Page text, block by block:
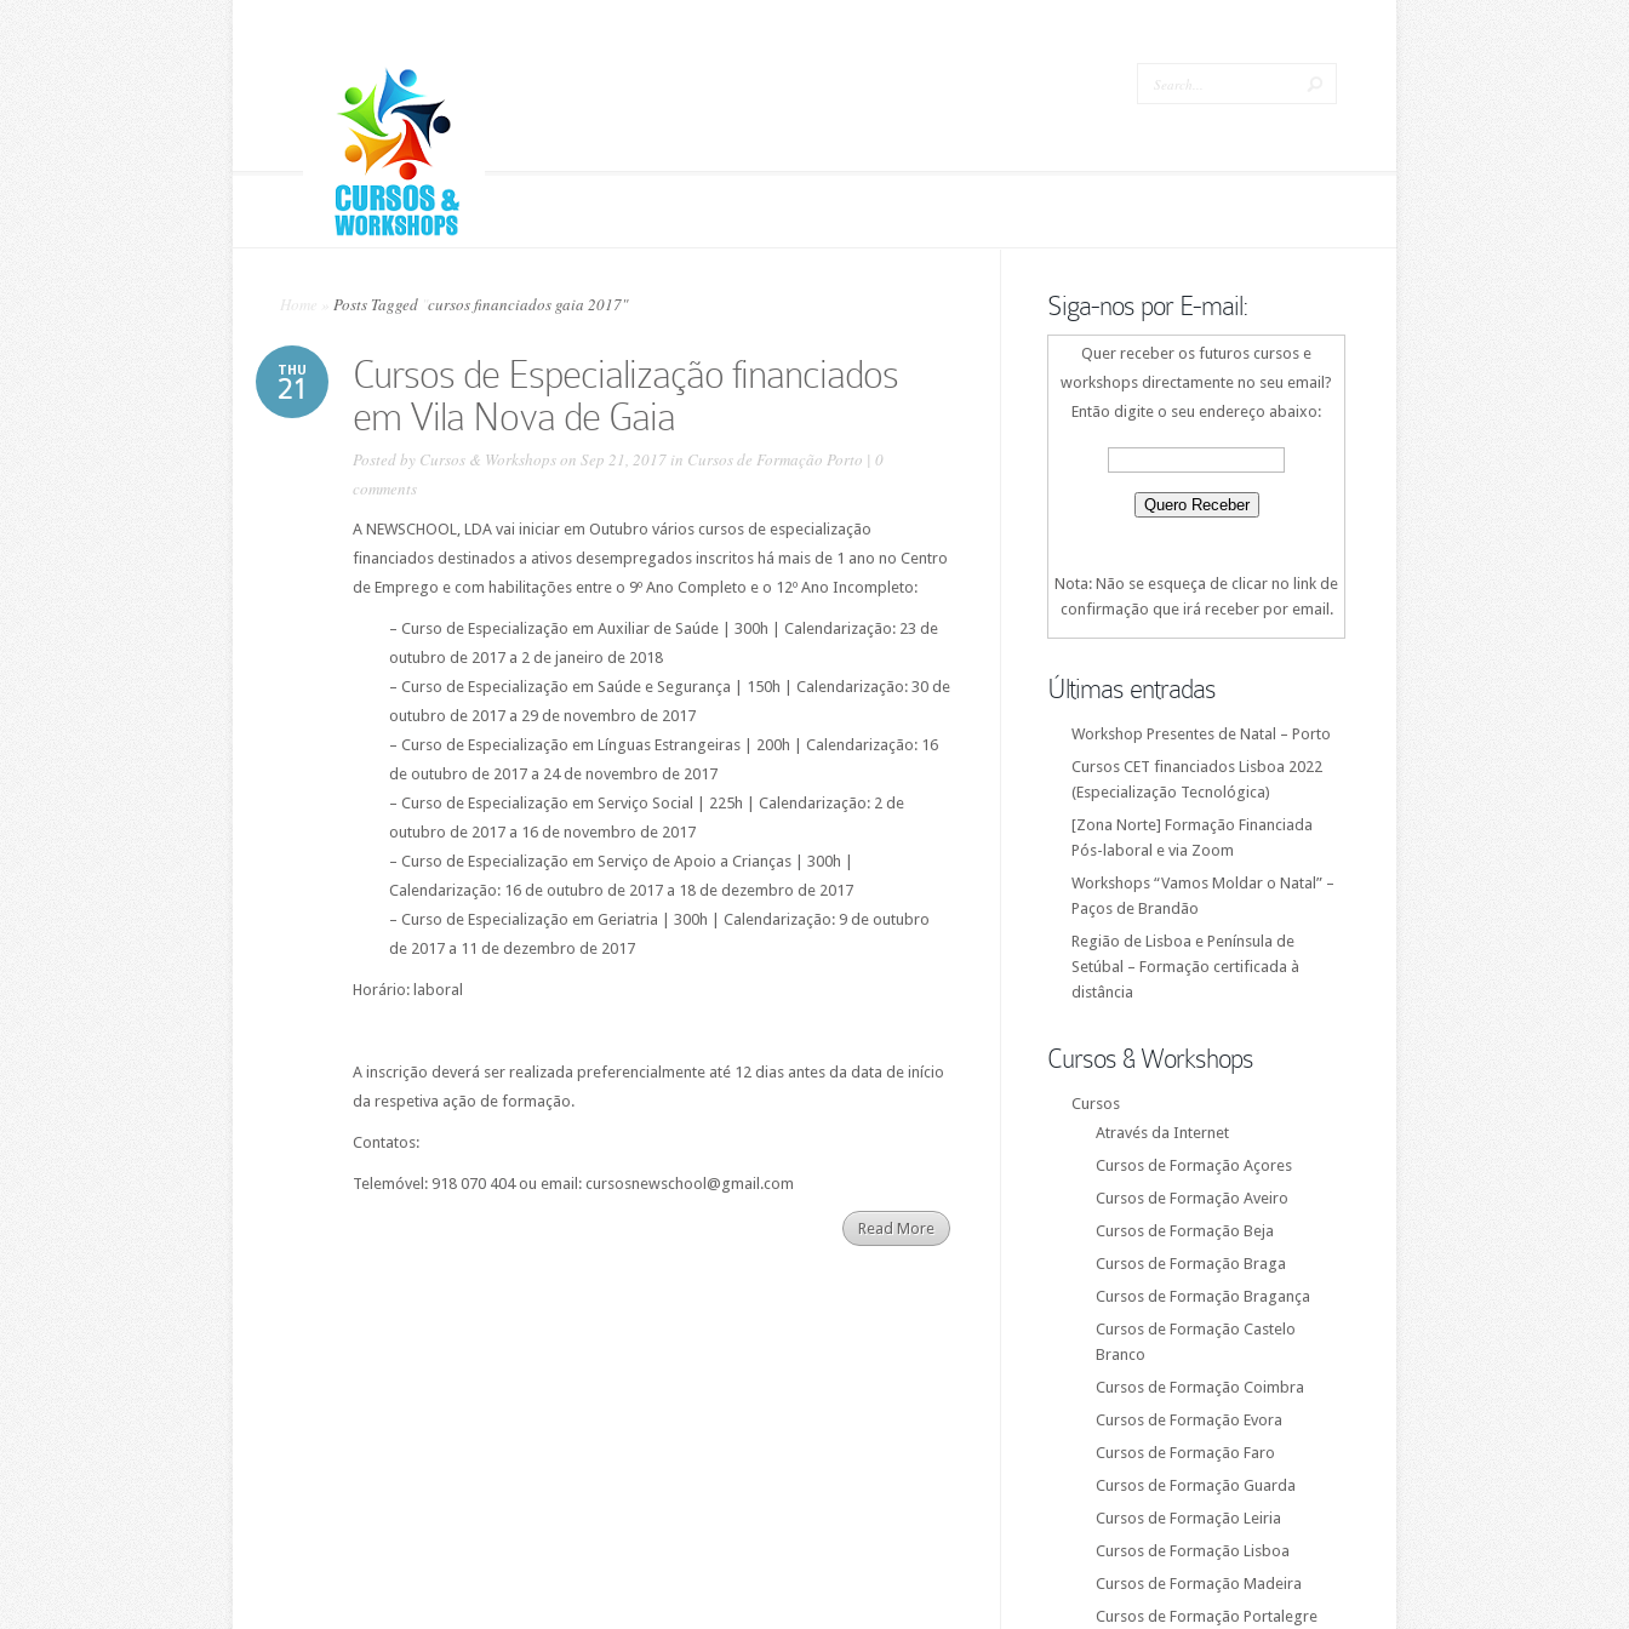
Home Posts Tagged cursos financiados gaia 2017"
THU
21
Cursos de Especialização financiados
em Vila Nova de Gaia
Posted by Cursos & Workshopson Sep 21, 2017 in Cursos de Formação Porto | 0
comments
A NEWSCHOOL, LDA vai iniciar em Outubro vários cursos de especialização
financiados destinados a ativos desempregados inscritos há mais de 1 ano no Centro
de Emprego e com habilitações entre o 9º Ano Completo e o 12º Ano Incompleto:
– Curso de Especialização em Auxiliar de Saúde | 300h | Calendarização: 23 de
outubro de 2017 a 2 de janeiro de 2018
– Curso de Especialização em Saúde e Segurança | 150h | Calendarização: 30 de
outubro de 2017 a 29 de novembro de 2017
– Curso de Especialização em Línguas Estrangeiras | 200h | Calendarização: 16
de outubro de 2017 a 24 de novembro de 2017
– Curso de Especialização em Serviço Social | 225h | Calendarização: 2 de
outubro de 2017 a 16 de novembro de 2017
– Curso de Especialização em Serviço de Apoio a Crianças | 300h |
Calendarização: 16 de outubro de 2017 a 18 de dezembro de 2017
– Curso de Especialização em Geriatria | 300h | Calendarização: 9 de outubro
de 2017 a 11 de dezembro de 2017
Horário: laboral
A inscrição deverá ser realizada preferencialmente até 12 dias antes da data de início
da respetiva ação de formação.
Contatos:
Telemóvel: 918 070 404 ou email: cursosnewschool@gmail.com
Read More
Siga-nos por E-mail:
Quer receber os futuros cursos e
workshops directamente no seu email?
Então digite o seu endereço abaixo:
Nota: Não se esqueça de clicar no link de
confirmação que irá receber por email.
Últimas entradas
Workshop Presentes de Natal – Porto
Cursos CET financiados Lisboa 2022
(Especialização Tecnológica)
[Zona Norte] Formação Financiada
Pós-laboral e via Zoom
Workshops “Vamos Moldar o Natal” –
Paços de Brandão
Região de Lisboa e Península de
Setúbal – Formação certificada à
distância
Cursos & Workshops
Cursos
Através da Internet
Cursos de Formação Açores
Cursos de Formação Aveiro
Cursos de Formação Beja
Cursos de Formação Braga
Cursos de Formação Bragança
Cursos de Formação Castelo
Branco
Cursos de Formação Coimbra
Cursos de Formação Evora
Cursos de Formação Faro
Cursos de Formação Guarda
Cursos de Formação Leiria
Cursos de Formação Lisboa
Cursos de Formação Madeira
Cursos de Formação Portalegre